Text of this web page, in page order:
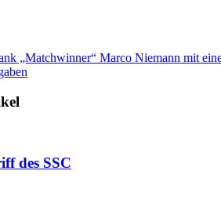
„Matchwinner“ Marco Niemann mit
des SSC